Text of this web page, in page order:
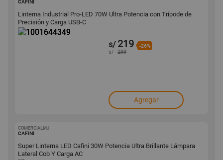
CAFINI
Linterna Industrial Pro-LED 70W Ultra Potencia con Trípode de
Precisión y Carga USB-C
s/ 219 -26%
s/ 299
Agregar
COMERCIALMJ
CAFINI
Super Linterna LED Cafini 30W Potencia Ultra Brillante Lámpara
Lateral Cob Y Carga AC